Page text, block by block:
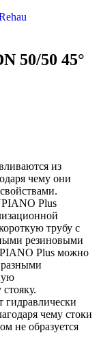
50/50 45°
из
чему они
Plus
трубу с
резиновыми
Plus можно
чему стоки
не образуется